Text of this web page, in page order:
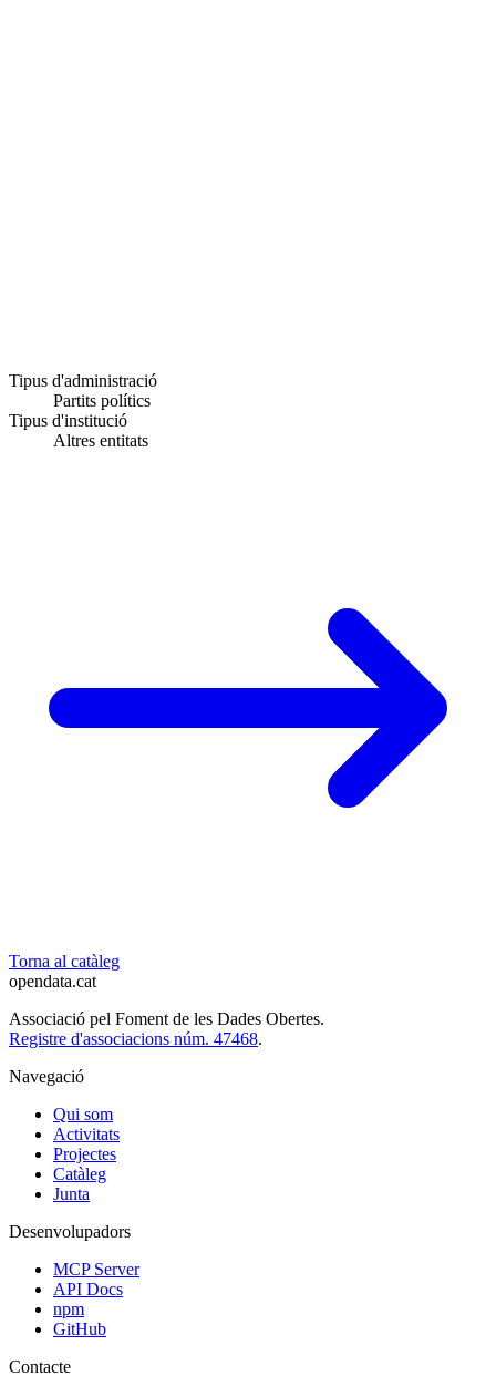
Tipus d'administració
Partits polítics
Tipus d'institució
Altres entitats
Torna al catàleg
opendata.cat
Associació pel Foment de les Dades Obertes.
Registre d'associacions núm. 47468.
Navegació
Qui som
Activitats
Projectes
Catàleg
Junta
Desenvolupadors
MCP Server
API Docs
npm
GitHub
Contacte